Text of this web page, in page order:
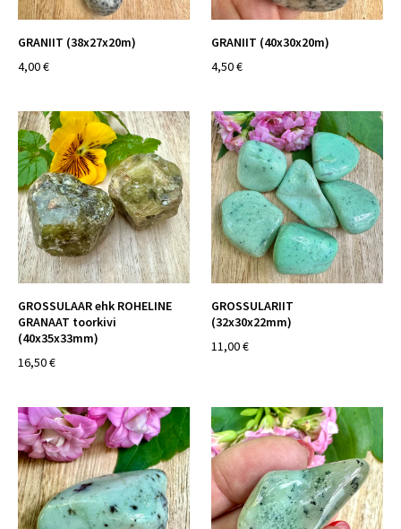
GRANIIT (38x27x20m)
4,00 €
GRANIIT (40x30x20m)
4,50 €
GROSSULAAR ehk ROHELINE
GRANAAT toorkivi
(40x35x33mm)
16,50 €
GROSSULARIIT
(32x30x22mm)
11,00 €